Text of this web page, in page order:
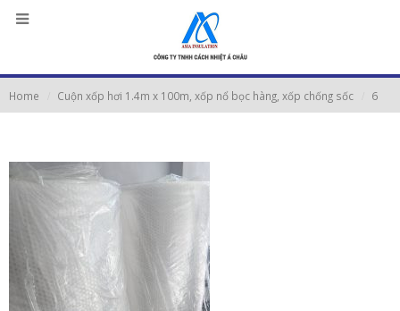
Home Cuộn xốp hơi 1.4m x 100m, xốp nổ bọc hàng, xốp chống sốc 6